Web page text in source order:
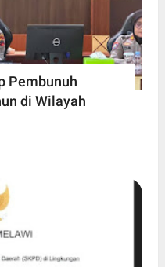
Pembunuh
di Wilayah